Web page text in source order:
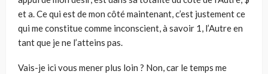
et a. Ce qui est de mon côté maintenant, c’est justement ce
qui me constitue comme inconscient, à savoir 1, l’Autre en
tant que je ne l’atteins pas.
Vais-je ici vous mener plus loin ? Non, car le temps me